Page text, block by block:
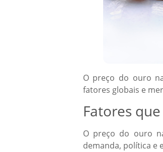
O preço do ouro
fatores globais e
Fatores
O preço do ouro
demanda, política e